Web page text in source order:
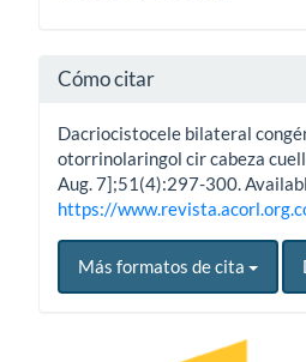
Cómo citar
Dacriocistocele bilateral
otorrinolaringol cir cabeza
Aug. 7];51(4):297-300.
https://
Más formatos de cita